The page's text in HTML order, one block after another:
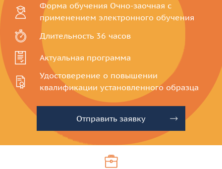
Форма обучения Очно-заочная с
применением электронного обучения
Длительность 36 часов
Актуальная программа
Удостоверение о повышении
квалификации установленного образца
Отправить заявку